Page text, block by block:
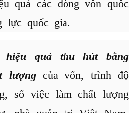
quả các dòng vốn quốc
lực quốc gia.
hiệu quả thu hút bằng
lượngcủa vốn, trình độ
số việc làm chất lượng